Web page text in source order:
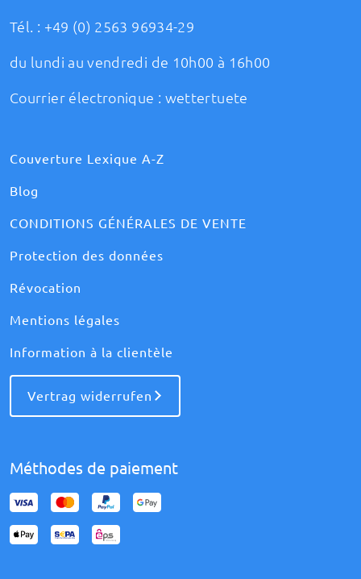
Tél. : +49 (0) 2563 96934-29
du lundi au vendredi de 10h00 à 16h00
Courrier électronique : wettertuete
Couverture Lexique A-Z
Blog
CONDITIONS GÉNÉRALES DE VENTE
Protection des données
Révocation
Mentions légales
Information à la clientèle
Vertrag widerrufen
Méthodes de paiement